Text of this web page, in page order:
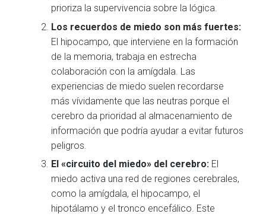
prioriza la supervivencia sobre la lógica.
Los recuerdos de miedo son más fuertes:
El hipocampo, que interviene en la formación
de la memoria, trabaja en estrecha
colaboración con la amígdala. Las
experiencias de miedo suelen recordarse
más vívidamente que las neutras porque el
cerebro da prioridad al almacenamiento de
información que podría ayudar a evitar futuros
peligros.
El «circuito del miedo» del cerebro: El
miedo activa una red de regiones cerebrales,
como la amígdala, el hipocampo, el
hipotálamo y el tronco encefálico. Este